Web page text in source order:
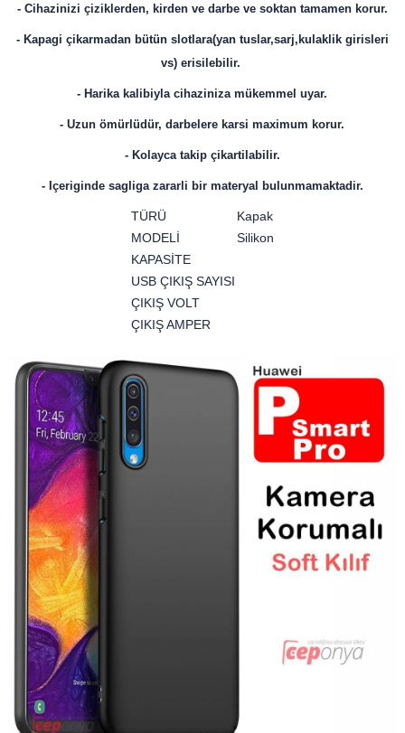
- Cihazinizi çiziklerden, kirden ve darbe ve soktan tamamen korur.
- Kapagi çikarmadan bütün slotlara(yan tuslar,sarj,kulaklik girisleri
vs) erisilebilir.
- Harika kalibiyla cihaziniza mükemmel uyar.
- Uzun ömürlüdür, darbelere karsi maximum korur.
- Kolayca takip çikartilabilir.
- Içeriginde sagliga zararli bir materyal bulunmamaktadir.
TÜRÜ
Kapak
MODELİ
Silikon
KAPASİTE
USB ÇIKIŞ SAYISI
ÇIKIŞ VOLT
ÇIKIŞ AMPER